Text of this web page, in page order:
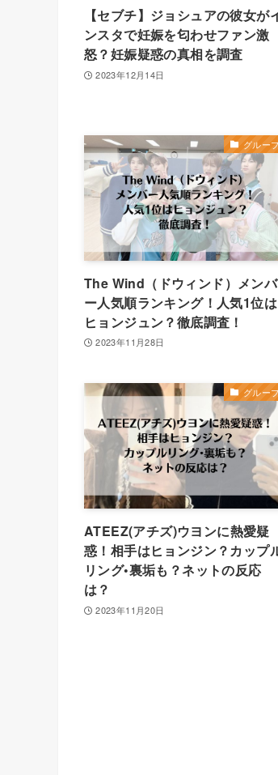
【セブチ】ジョシュアの彼女が
ンスタで妊娠を匂わせファン激
怒？妊娠疑惑の真相を調査
2023年12月14日
グルー
The Wind（ドウィンド）メンバ
ー人気順ランキング！人気1位は
ヒョンジュン？徹底調査！
2023年11月28日
グルー
ATEEZ(アチズ)ウヨンに熱愛疑
惑！相手はヒョンジン？カップ
リング•裏垢も？ネットの反応
は？
2023年11月20日